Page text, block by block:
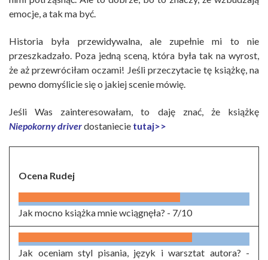
emocje, a tak ma być.
Historia była przewidywalna, ale zupełnie mi to nie
przeszkadzało. Poza jedną sceną, która była tak na wyrost,
że aż przewróciłam oczami! Jeśli przeczytacie tę książkę, na
pewno domyślicie się o jakiej scenie mówię.
Jeśli Was zainteresowałam, to daję znać, że książkę
Niepokornydriverdostaniecie tutaj>>
Ocena Rudej
Jak mocno książka mnie wciągnęła? - 7/10
Jak oceniam styl pisania, język i warsztat autora? -